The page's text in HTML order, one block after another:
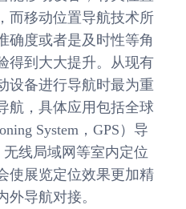
而移动位置导航技术所
确度或者是及时性等角
得到大大提升。从现有
设备进行导航时最为重
航，具体应用包括全球
System，GPS）导
线局域网等室内定位
使展览定位效果更加精
导航对接。